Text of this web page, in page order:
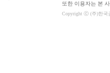
또한 이용자는 본
Copyright ⓒ (주)한국